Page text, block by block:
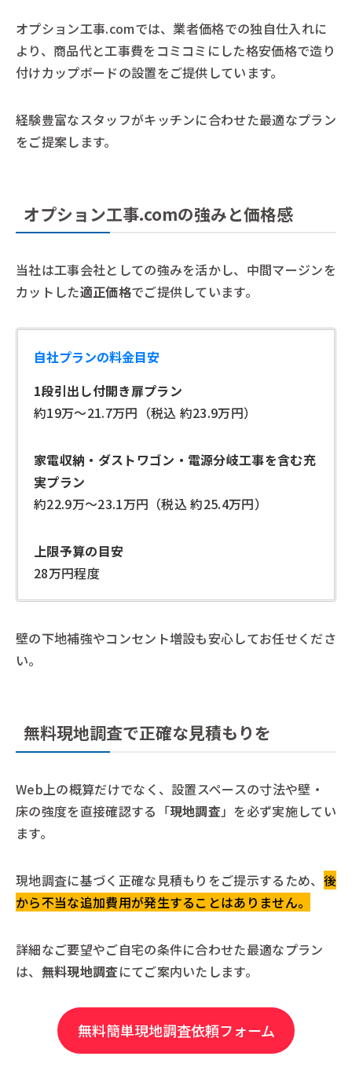
オプション工事.comでは、業者価格での独自仕入れに
より、商品代と工事費をコミコミにした格安価格で造り
付けカップボードの設置をご提供しています。
経験豊富なスタッフがキッチンに合わせた最適なプラン
をご提案します。
オプション工事.comの強みと価格感
当社は工事会社としての強みを活かし、中間マージンを
カットした適正価格でご提供しています。
自社プランの料金目安
1段引出し付開き扉プラン
約19万〜21.7万円（税込 約23.9万円）
家電収納・ダストワゴン・電源分岐工事を含む充
実プラン
約22.9万〜23.1万円（税込 約25.4万円）
上限予算の目安
28万円程度
壁の下地補強やコンセント増設も安心してお任せくださ
い。
無料現地調査で正確な見積もりを
Web上の概算だけでなく、設置スペースの寸法や壁・
床の強度を直接確認する「現地調査」を必ず実施してい
ます。
現地調査に基づく正確な見積もりをご提示するため、 後
から不当な追加費用が発生することはありません。
詳細なご要望やご自宅の条件に合わせた最適なプラン
は、 無料現地調査にてご案内いたします。
無料簡単現地調査依頼フォーム